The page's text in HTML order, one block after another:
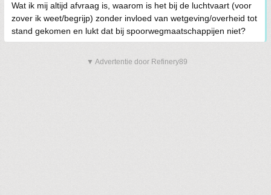
Wat ik mij altijd afvraag is, waarom is het bij de luchtvaart (voor
zover ik weet/begrijp) zonder invloed van wetgeving/overheid tot
stand gekomen en lukt dat bij spoorwegmaatschappijen niet?
▼ Advertentie door Refinery89